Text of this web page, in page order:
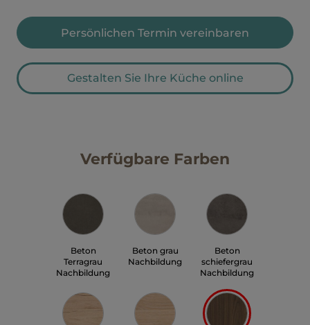
Persönlichen Termin vereinbaren
Gestalten Sie Ihre Küche online
Verfügbare Farben
Beton
Terragrau
Nachbildung
Beton grau
Nachbildung
Beton
schiefergrau
Nachbildung